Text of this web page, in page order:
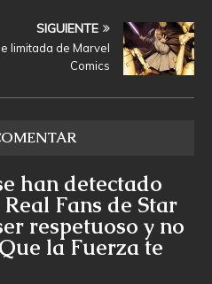
SIGUIENTE
limitada de Marvel
Comics
han detectado
Fans de Star
respetuoso y no
la Fuerza te